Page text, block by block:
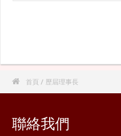
 首頁 / 歷屆理事長
聯絡我們